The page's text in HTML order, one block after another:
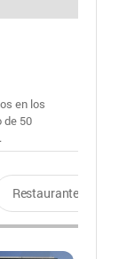
en los
de 50
Restaurantes